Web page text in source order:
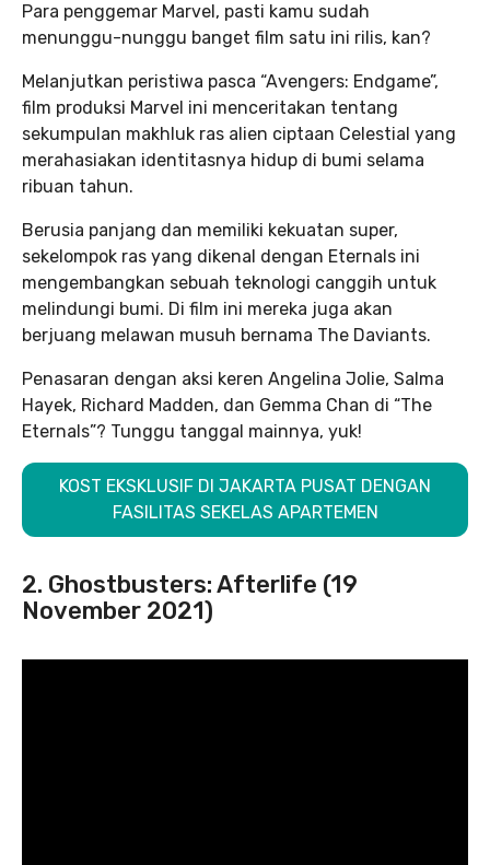
Para penggemar Marvel, pasti kamu sudah
menunggu-nunggu banget film satu ini rilis, kan?
Melanjutkan peristiwa pasca “Avengers: Endgame”,
film produksi Marvel ini menceritakan tentang
sekumpulan makhluk ras alien ciptaan Celestial yang
merahasiakan identitasnya hidup di bumi selama
ribuan tahun.
Berusia panjang dan memiliki kekuatan super,
sekelompok ras yang dikenal dengan Eternals ini
mengembangkan sebuah teknologi canggih untuk
melindungi bumi. Di film ini mereka juga akan
berjuang melawan musuh bernama The Daviants.
Penasaran dengan aksi keren Angelina Jolie, Salma
Hayek, Richard Madden, dan Gemma Chan di “The
Eternals”? Tunggu tanggal mainnya, yuk!
KOST EKSKLUSIF DI JAKARTA PUSAT DENGAN
FASILITAS SEKELAS APARTEMEN
2. Ghostbusters: Afterlife (19
November 2021)